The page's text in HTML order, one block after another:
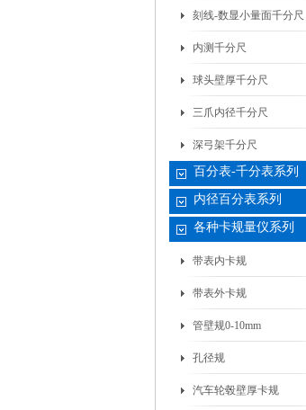
刻线-数显小量面千分尺
内测千分尺
球头壁厚千分尺
三爪内径千分尺
深弓架千分尺
百分表-千分表系列
内径百分表系列
各种卡规量仪系列
带表内卡规
带表外卡规
管壁规0-10mm
孔径规
汽车轮毂壁厚卡规